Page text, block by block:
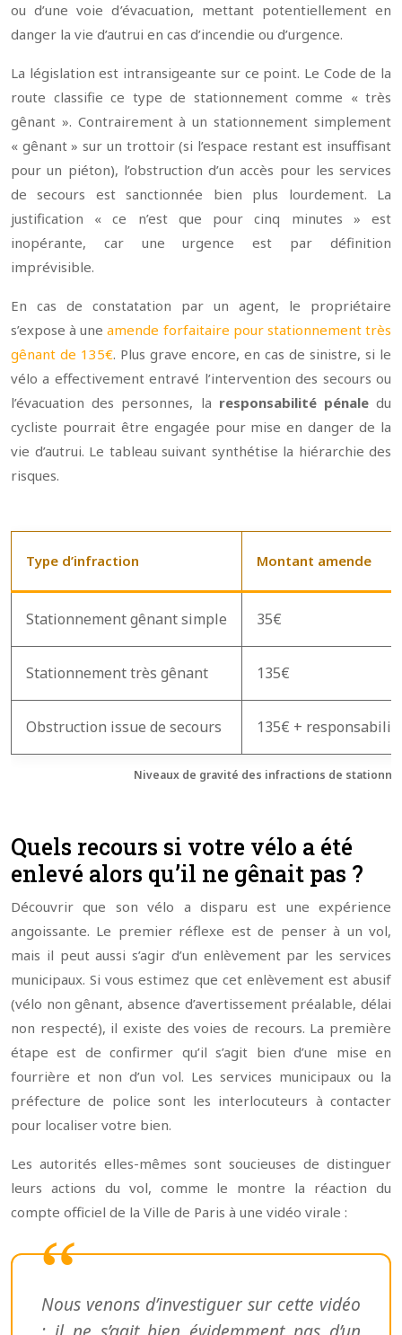
ou d’une voie d’évacuation, mettant potentiellement en
danger la vie d’autrui en cas d’incendie ou d’urgence.
La législation est intransigeante sur ce point. Le Code de la
route classifie ce type de stationnement comme « très
gênant ». Contrairement à un stationnement simplement
« gênant » sur un trottoir (si l’espace restant est insuffisant
pour un piéton), l’obstruction d’un accès pour les services
de secours est sanctionnée bien plus lourdement. La
justification « ce n’est que pour cinq minutes » est
inopérante, car une urgence est par définition
imprévisible.
En cas de constatation par un agent, le propriétaire
s’expose à uneamende forfaitaire pour stationnement très
gênant de 135€. Plus grave encore, en cas de sinistre, si le
vélo a effectivement entravé l’intervention des secours ou
l’évacuation des personnes, la responsabilité pénaledu
cycliste pourrait être engagée pour mise en danger de la
vie d’autrui. Le tableau suivant synthétise la hiérarchie des
risques.
Niveaux de gravité des infractions de
Type d’infraction Montant amende
Stationnement gênant simple 35€
Stationnement très gênant 135€
Obstruction issue de secours 135€ +
Quels recours si votre vélo a été
enlevé alors qu’il ne gênait pas ?
Découvrir que son vélo a disparu est une expérience
angoissante. Le premier réflexe est de penser à un vol,
mais il peut aussi s’agir d’un enlèvement par les services
municipaux. Si vous estimez que cet enlèvement est abusif
(vélo non gênant, absence d’avertissement préalable, délai
non respecté), il existe des voies de recours. La première
étape est de confirmer qu’il s’agit bien d’une mise en
fourrière et non d’un vol. Les services municipaux ou la
préfecture de police sont les interlocuteurs à contacter
pour localiser votre bien.
Les autorités elles-mêmes sont soucieuses de distinguer
leurs actions du vol, comme le montre la réaction du
compte officiel de la Ville de Paris à une vidéo virale :
Nous venons d’investiguer sur cette vidéo